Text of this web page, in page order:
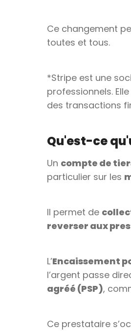
Ce changement
toutes et tous.
*Stripe est une
professionnels.
des transactions
Qu'est-ce
Un compte de
particulier sur les
Il permet de
reverser aux
L’Encaissement
l’argent passe
agréé (PSP),
Ce prestataire